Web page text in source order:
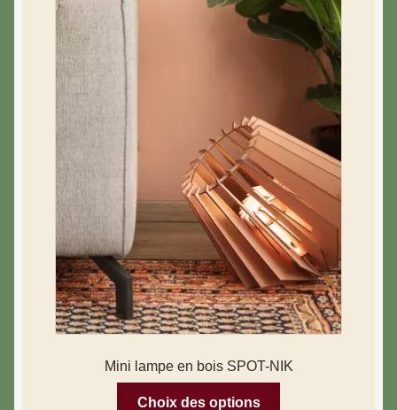
Mini lampe en bois SPOT-NIK
Choix des options